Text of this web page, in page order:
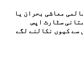
معاشی بحران یا
سٹارٹ اپس
سے کیوں نکالنے لگے